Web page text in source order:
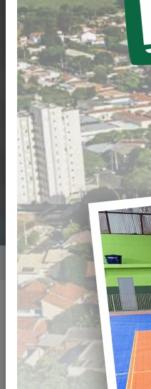
O NATAL
LOANDA
NOITE
POR
Home Notícias
Publicado em: 17/12/2025
Compartilhar